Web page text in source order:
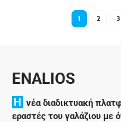
1 2 3
ENALIOS
H νέα διαδικτυακή
εραστές του γαλάζιου με